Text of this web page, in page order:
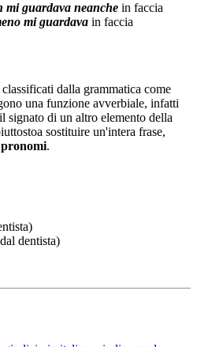
mi guardava neanche in faccia
mi guardava in faccia
classificati dalla grammatica come
una funzione avverbiale, infatti
signato di un altro elemento della
sostituire un'intera frase,
pronomi.
dentista)